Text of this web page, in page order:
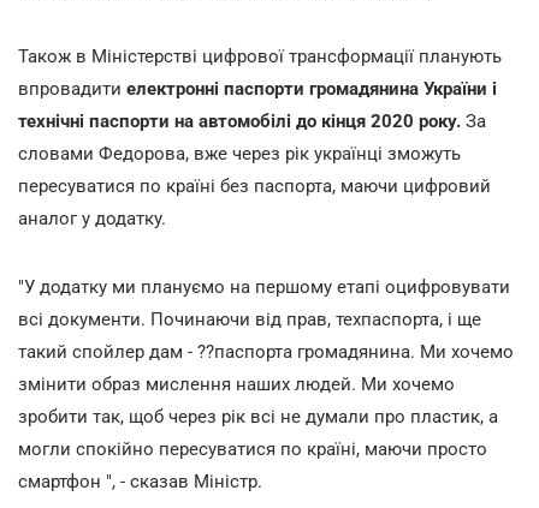
Також в Міністерстві цифрової трансформації планують
впровадити електронні паспорти громадянина України і
технічні паспорти на автомобілі до кінця 2020 року. За
словами Федорова, вже через рік українці зможуть
пересуватися по країні без паспорта, маючи цифровий
аналог у додатку.
"У додатку ми плануємо на першому етапі оцифровувати
всі документи. Починаючи від прав, техпаспорта, і ще
такий спойлер дам - ??паспорта громадянина. Ми хочемо
змінити образ мислення наших людей. Ми хочемо
зробити так, щоб через рік всі не думали про пластик, а
могли спокійно пересуватися по країні, маючи просто
смартфон ", - сказав Міністр.